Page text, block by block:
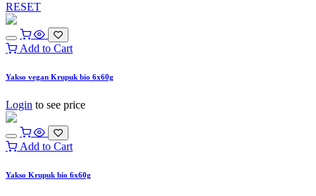
RESET
Add to Cart
Yakso vegan Krupuk bio 6x60g
Login to see price
Add to Cart
Yakso Krupuk bio 6x60g